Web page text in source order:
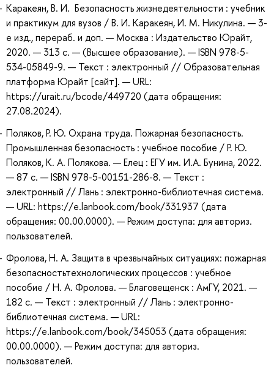
Каракеян, В. И. Безопасность жизнедеятельности : учебник
и практикум для вузов / В. И. Каракеян, И. М. Никулина. — 3-
е изд., перераб. и доп. — Москва : Издательство Юрайт,
2020. — 313 с. — (Высшее образование). — ISBN 978-5-
534-05849-9. — Текст : электронный // Образовательная
платформа Юрайт [сайт]. — URL:
https://urait.ru/bcode/449720 (дата обращения:
27.08.2024).
Поляков, Р. Ю. Охрана труда. Пожарная безопасность.
Промышленная безопасность : учебное пособие / Р. Ю.
Поляков, К. А. Полякова. — Елец : ЕГУ им. И.А. Бунина, 2022.
— 87 с. — ISBN 978-5-00151-286-8. — Текст :
электронный // Лань : электронно-библиотечная система.
— URL: https://e.lanbook.com/book/331937 (дата
обращения: 00.00.0000). — Режим доступа: для авториз.
пользователей.
Фролова, Н. А. Защита в чрезвычайных ситуациях: пожарная
безопасностьтехнологических процессов : учебное
пособие / Н. А. Фролова. — Благовещенск : АмГУ, 2021. —
182 с. — Текст : электронный // Лань : электронно-
библиотечная система. — URL:
https://e.lanbook.com/book/345053 (дата обращения:
00.00.0000). — Режим доступа: для авториз.
пользователей.